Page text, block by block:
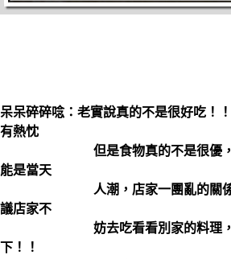
呆呆碎碎唸：老實說真的不是很好吃！
有熱忱
但是食物真的不是很優，當
能是當天
人潮，店家一團亂的關係～
議店家不
妨去吃看看別家的料理，再
下！！